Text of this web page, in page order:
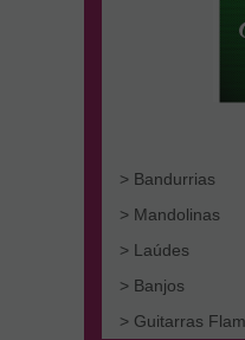
> Bandurrias
> Mandolinas
> Laúdes
> Banjos
> Guitarras